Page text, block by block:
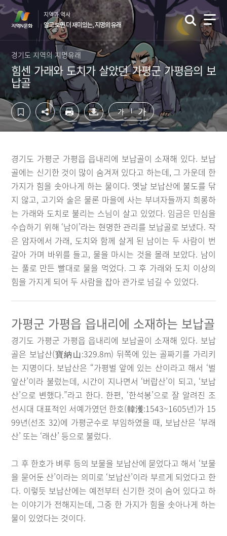
컨
텐
영
역
가
기
하
단
역
바
기
지역과 역사
알고 보면 더 재미있는, 지명의 유래
경기도 지역의 지명유래
힘센 가래와 도치가 살았던 가평군 가평읍의 보
납골
가 가
경기도 가평군 가평읍 읍내리에 보납골이 소재해 있다. 보납
골에는 신기한 것이 많이 숨겨져 있다고 하는데, 그 가운데 한
가지가 힘을 솟아나게 하는 물이다. 옛날 보납산에 불도를 닦
지 않고, 고기와 술은 물론 마을에 사는 부녀자들까지 희롱하
는 가래와 도치로 불리는 스님이 살고 있었다. 임금은 민심을
수습하기 위해 ‘남이’라는 현명한 관리를 보납골로 보냈다. 작
은 암자에서 가래, 도치와 함께 살게 된 남이는 두 사람이 번
갈아 가며 바위를 들고, 물을 마시는 것을 몰래 보았다. 남이
는 풀로 만든 빨대로 물을 먹었다. 그 후 가래와 도치 이상의
힘을 가지게 되어 두 사람을 잡아 관가로 넘길 수 있었다.
가평군 가평읍 읍내리에 소재하는 보납골
경기도 가평군 가평읍 읍내리에 보납골이 소재해 있다. 보납
골은 보납산(寶納山:329.8m) 뒤쪽에 있는 골짜기를 가리키
는 지명이다. 보납산은 “가평벌 앞에 있는 산이라고 해서 ‘벌
앞산’이라 불렀는데, 시간이 지나면서 ‘버랍산’이 되고, ‘보납
산’으로 변했다.”라고 한다. 한편, ‘한석봉’으로 잘 알려진 조
선시대 대표적인 서예가였던 한호(韓濩:1543~1605년)가 15
99년(선조 32)에 가평군수로 부임하였을 때, 보납산은 ‘부래
산’ 또는 ‘래산’ 등으로 불렀다.
그 후 한호가 벼루 등의 보물을 보납산에 묻었다고 해서 ‘보물
을 묻어둔 산’이라는 의미로 ‘보납산’이라 부르게 되었다고 한
다. 이렇듯 보납산에는 예전부터 신기한 것이 숨어 있다고 하
는 이야기가 전해지는데, 그중 한 가지가 힘을 솟아나게 하는
물이 있었다는 것이다.